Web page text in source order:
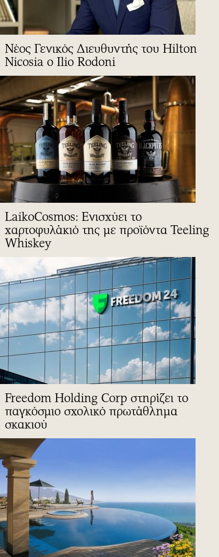
Νέος Γενικός Διευθυντής του Hilton
Nicosia ο Ilio Rodoni
LaikoCosmos: Ενισχύει το
χαρτοφυλάκιό της με προϊόντα Teeling
Whiskey
Freedom Holding Corp στηρίζει το
παγκόσμιο σχολικό πρωτάθλημα
σκακιού